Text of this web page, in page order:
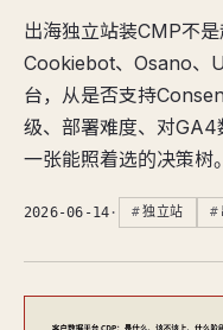
出海独立站装CMP不
Cookiebot、Osano、
台，从是否支持
级、部署难度、对GA4
一张能照着选的决策树。
2026-06-14 · 独立站